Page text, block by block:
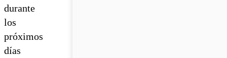
durante
los
próximos
días